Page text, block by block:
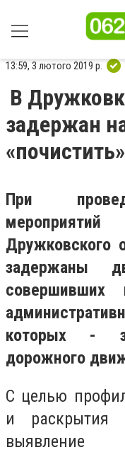
13:59, 3 лютого 2019 р.
В
задержан
При
Дружковского
задержаны
совершивших
которых -
дорожного
С целью
и раскрытия
выявление